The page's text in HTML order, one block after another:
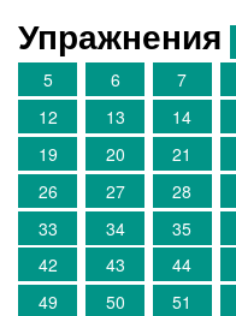
Упражнения
5
6 7
12
13 14
19
20 21
26
27 28
33
34 35
42
43 44
49
50 51